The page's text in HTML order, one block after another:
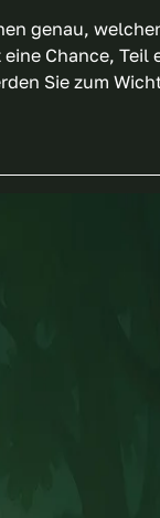
genau,
Chance, Teil
Sie zum